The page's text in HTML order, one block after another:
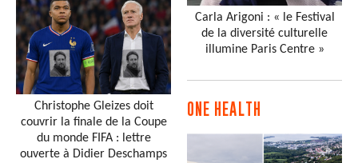
Christophe Gleizes doit
couvrir la finale de la Coupe
du monde FIFA : lettre
ouverte à Didier Deschamps
Carla Arigoni : « le Festival
de la diversité culturelle
illumine Paris Centre »
ONE HEALTH